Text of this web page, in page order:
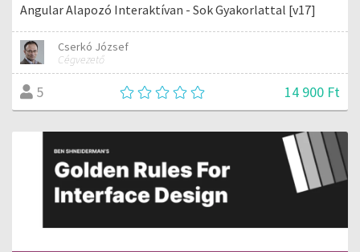
Angular Alapozó Interaktívan - Sok Gyakorlattal [v17]
Cserkó József
Cégvezető
5 14 900 Ft